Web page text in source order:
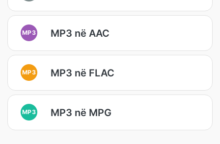
MP3 MP3 në AAC
MP3 MP3 në FLAC
MP3 MP3 në MPG